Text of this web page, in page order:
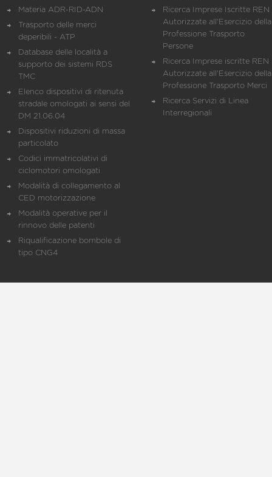
Materia ADR-RID-ADN
Trasporto delle merci
deperibili - ATP
Database delle località a
supporto dei sistemi RDS
TMC
Elenco dispositivi di ritenuta
stradale omologati ai sensi del
DM 21.06.04
Dispositivi riduzioni di massa
particolato
Codici immatricolativi di
ciclomotori omologati
Modalità di collegamento al
CED motorizzazione
Modalità operative per il
rinnovo delle patenti
Riqualificazione bombole di
tipo CNG4
Ricerca Imprese Iscritte REN
Autorizzate all'Esercizio della
Professione Trasporto
Persone
Ricerca Imprese iscritte REN
Autorizzate all'Esercizio della
Professione Trasporto Merci
Ricerca Servizi di Linea
Interregionali